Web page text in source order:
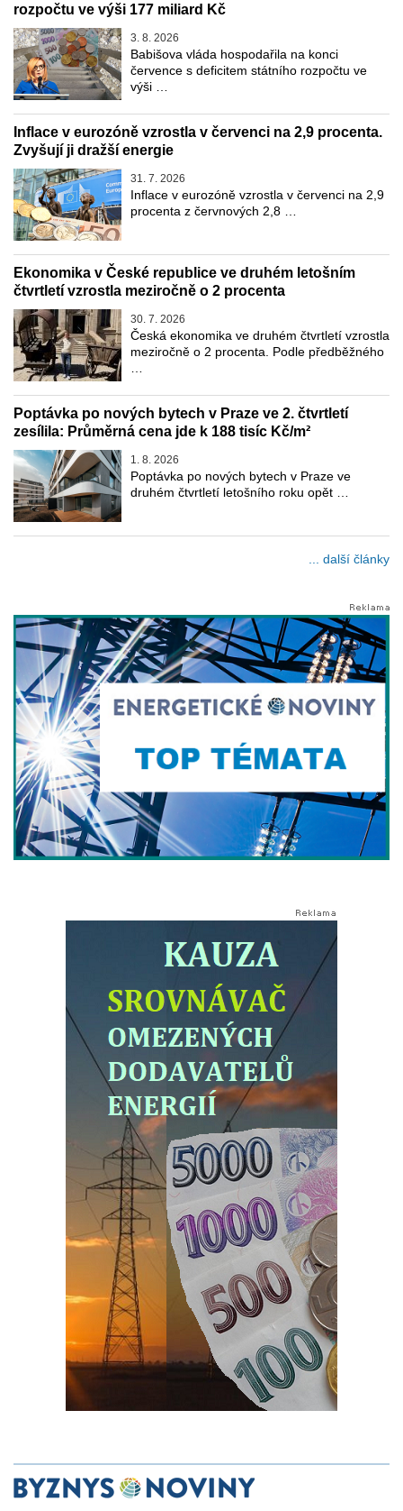
rozpočtu ve výši 177 miliard Kč
3. 8. 2026
Babišova vláda hospodařila na konci
července s deficitem státního rozpočtu ve
výši …
Inflace v eurozóně vzrostla v červenci na 2,9 procenta.
Zvyšují ji dražší energie
31. 7. 2026
Inflace v eurozóně vzrostla v červenci na 2,9
procenta z červnových 2,8 …
Ekonomika v České republice ve druhém letošním
čtvrtletí vzrostla meziročně o 2 procenta
30. 7. 2026
Česká ekonomika ve druhém čtvrtletí vzrostla
meziročně o 2 procenta. Podle předběžného
Poptávka po nových bytech v Praze ve 2. čtvrtletí
zesílila: Průměrná cena jde k 188 tisíc Kč/m²
1. 8. 2026
Poptávka po nových bytech v Praze ve
druhém čtvrtletí letošního roku opět …
... další články